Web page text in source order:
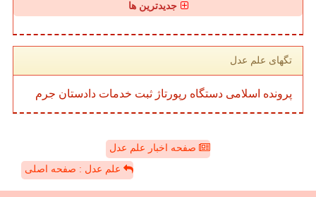
جدیدترین ها
تگهای علم عدل
پرونده اسلامی دستگاه رپورتاژ ثبت خدمات دادستان جرم
صفحه اخبار علم عدل
علم عدل : صفحه اصلی